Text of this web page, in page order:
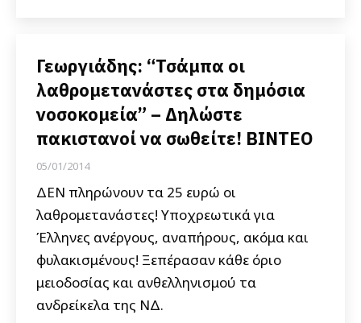
Γεωργιάδης: “Τσάμπα οι
λαθρομετανάστες στα δημόσια
νοσοκομεία” – Δηλώστε
πακιστανοί να σωθείτε! ΒΙΝΤΕΟ
05/01/2014
ΔΕΝ πληρώνουν τα 25 ευρώ οι
λαθρομετανάστες! Υποχρεωτικά για
Έλληνες ανέργους, αναπήρους, ακόμα και
φυλακισμένους! Ξεπέρασαν κάθε όριο
μειοδοσίας και ανθελληνισμού τα
ανδρείκελα της ΝΔ.